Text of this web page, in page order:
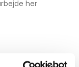
her